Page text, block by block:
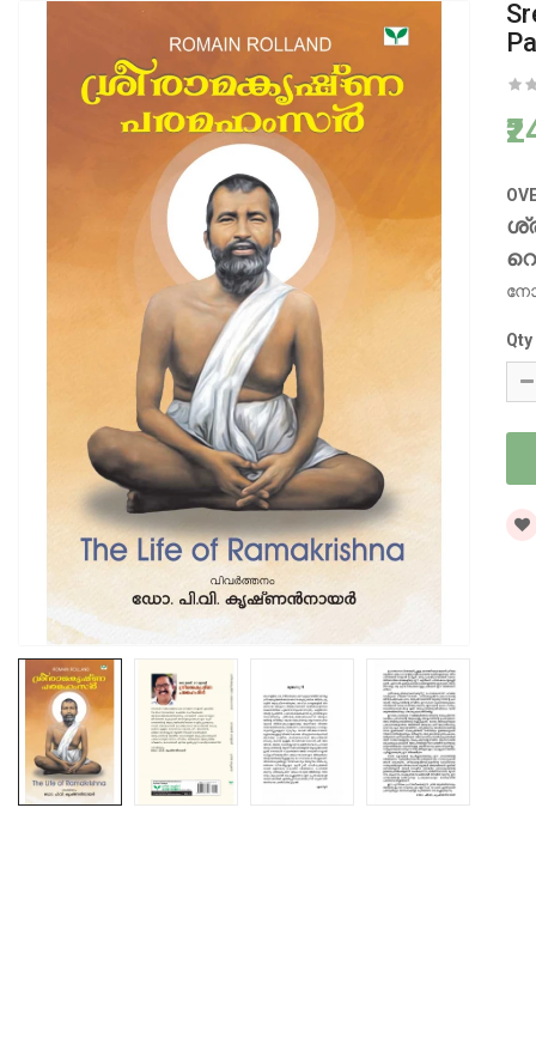
Qty